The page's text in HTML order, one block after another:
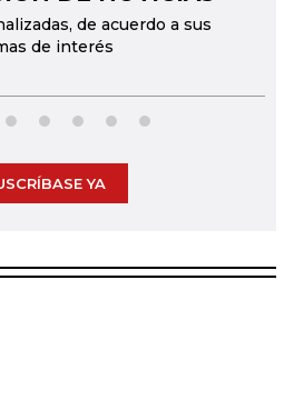
de acuerdo a sus
de interés
YA